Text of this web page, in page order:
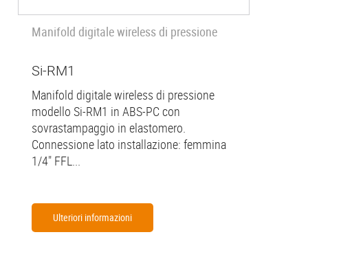
Manifold digitale wireless di pressione
Si-RM1
Manifold digitale wireless di pressione
modello Si-RM1 in ABS-PC con
sovrastampaggio in elastomero.
Connessione lato installazione: femmina
1/4" FFL...
Ulteriori informazioni